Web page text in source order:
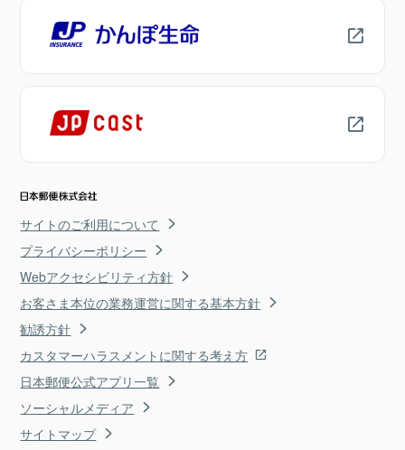
サイトのご利用について
プライバシーポリシー
Webアクセシビリティ方針
お客さま本位の業務運営に関する基本方針
勧誘方針
カスタマーハラスメントに関する考え方
日本郵便公式アプリ一覧
ソーシャルメディア
サイトマップ